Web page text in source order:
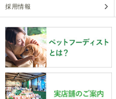
採用情報